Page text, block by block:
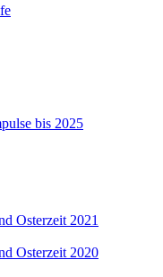
bis 2025
Osterzeit 2021
Osterzeit 2020